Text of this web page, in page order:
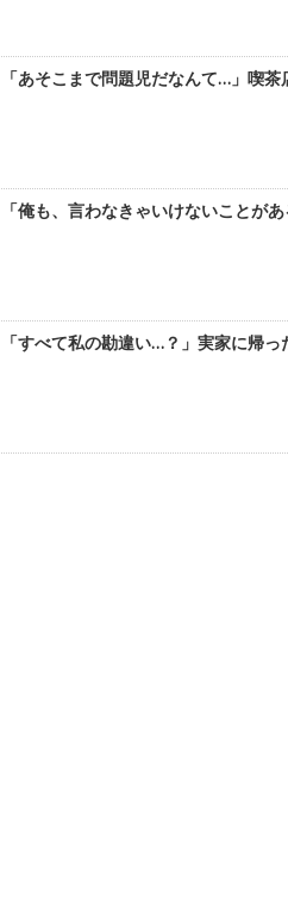
「あそこまで問題児だなんて…」喫
「俺も、言わなきゃいけないことが
「すべて私の勘違い…？」実家に帰